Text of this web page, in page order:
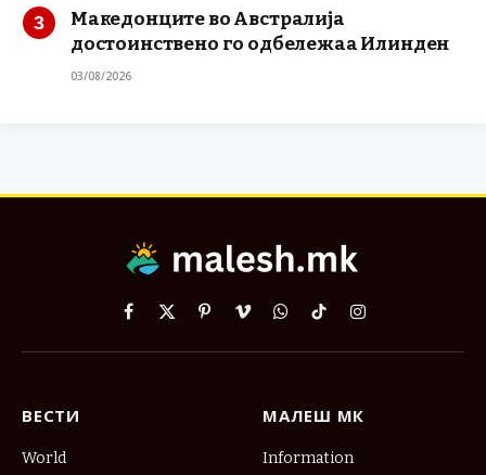
Македонците во Австралија
достоинствено го одбележаа Илинден
03/08/2026
Facebook
X
PinterestVimeoWhatsApp
TikTokInstagram
ВЕСТИ
World
МАЛЕШ МК
Information